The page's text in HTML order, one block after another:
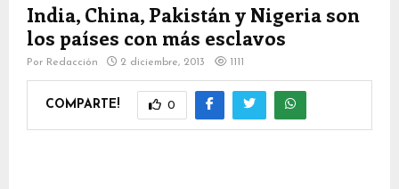
India, China, Pakistán y Nigeria son
los países con más esclavos
Por Redacción 2 diciembre, 2013 1111
COMPARTE! 0